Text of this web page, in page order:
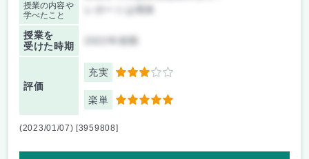
授業の内容や
学べたこと
授業を
受けた時期
評価
充実 3
楽単 5
(2023/01/07) [3959808]